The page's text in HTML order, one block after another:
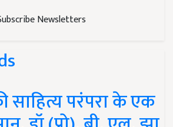
Newsletters
साहित्य परंपरा के एक